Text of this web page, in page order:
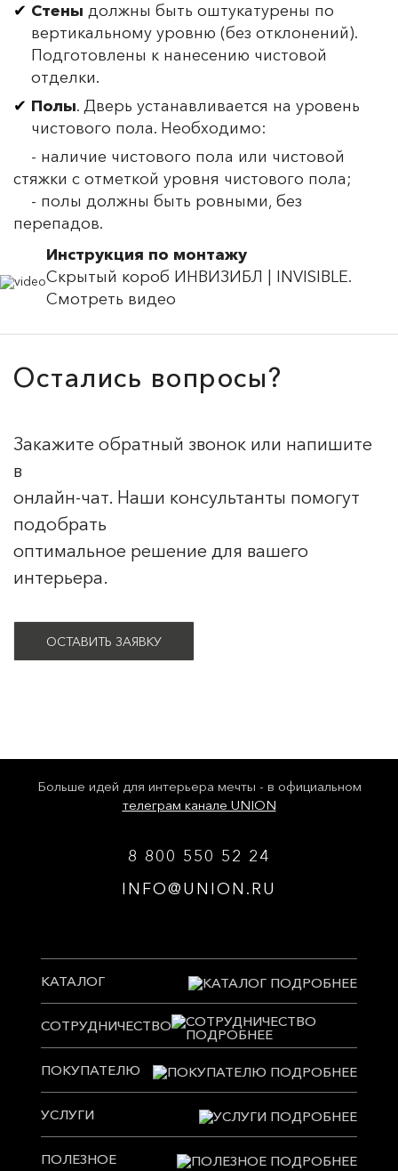
Стены должны быть оштукатурены по
вертикальному уровню (без отклонений).
Подготовлены к нанесению чистовой
отделки.
Полы. Дверь устанавливается на уровень
чистового пола. Необходимо:
- наличие чистового пола или чистовой
стяжки с отметкой уровня чистового пола;
- полы должны быть ровными, без
перепадов.
Инструкция по монтажу
Скрытый короб ИНВИЗИБЛ | INVISIBLE.
Смотреть видео
Остались вопросы?
Закажите обратный звонок или напишите
в
онлайн-чат. Наши консультанты помогут
подобрать
оптимальное решение для вашего
интерьера.
ОСТАВИТЬ ЗАЯВКУ
Больше идей для интерьера мечты - в официальном
телеграм канале UNION
8 800 550 52 24
INFO@UNION.RU
КАТАЛОГ
СОТРУДНИЧЕСТВО
ПОКУПАТЕЛЮ
УСЛУГИ
ПОЛЕЗНОЕ